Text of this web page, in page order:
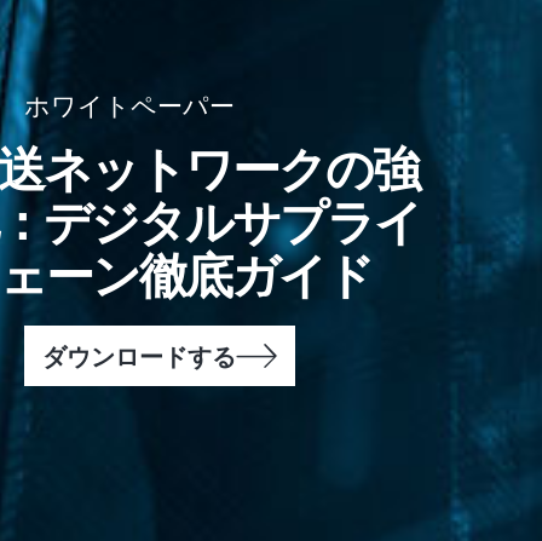
ホワイトペーパー
ネットワークの強
デジタルサプライ
ーン徹底ガイド
ダウンロードする